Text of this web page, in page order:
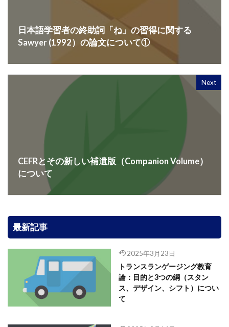
日本語学習者の終助詞「ね」の習得に関する
Sawyer (1992）の論文について①
Next
CEFRとその新しい補遺版（Companion Volume）
について
最新記事
2025年3月23日
トランスランゲージング教育
論：目的と3つの綱（スタン
ス、デザイン、シフト）につい
て